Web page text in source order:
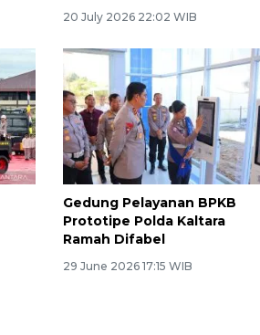
20 July 2026 22:02 WIB
Gedung Pelayanan BPKB
Prototipe Polda Kaltara
Ramah Difabel
29 June 2026 17:15 WIB